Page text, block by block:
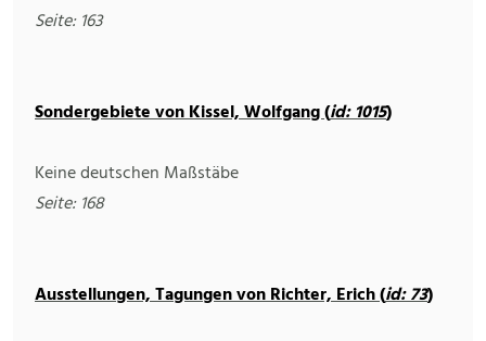
Seite: 163
Sondergebiete von Kissel, Wolfgang (id: 1015)
Keine deutschen Maßstäbe
Seite: 168
Ausstellungen, Tagungen von Richter, Erich (id: 73)